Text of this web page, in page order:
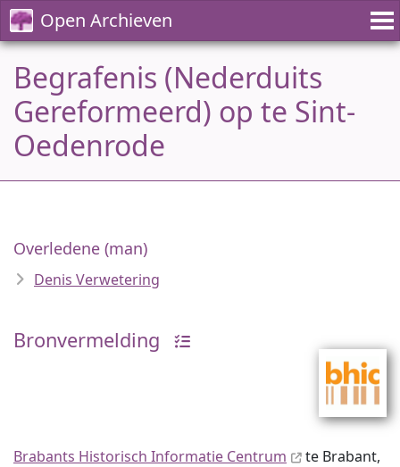
Open Archieven
Begrafenis (Nederduits
Gereformeerd) op te Sint-
Oedenrode
Overledene (man)
Denis Verwetering
Bronvermelding
Brabants Historisch Informatie Centrum
te Brabant,